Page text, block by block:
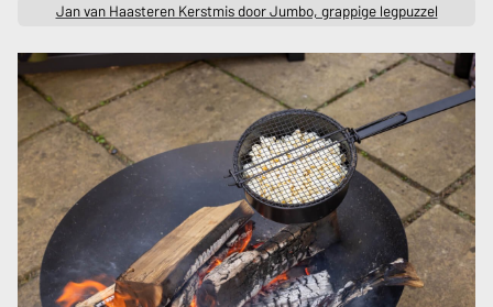
Jan van Haasteren Kerstmis door Jumbo, grappige legpuzzel